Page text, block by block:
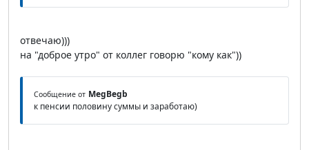
отвечаю)))
на "доброе утро" от коллег говорю "кому как"))
Сообщение от MegBegb
к пенсии половину суммы и заработаю)